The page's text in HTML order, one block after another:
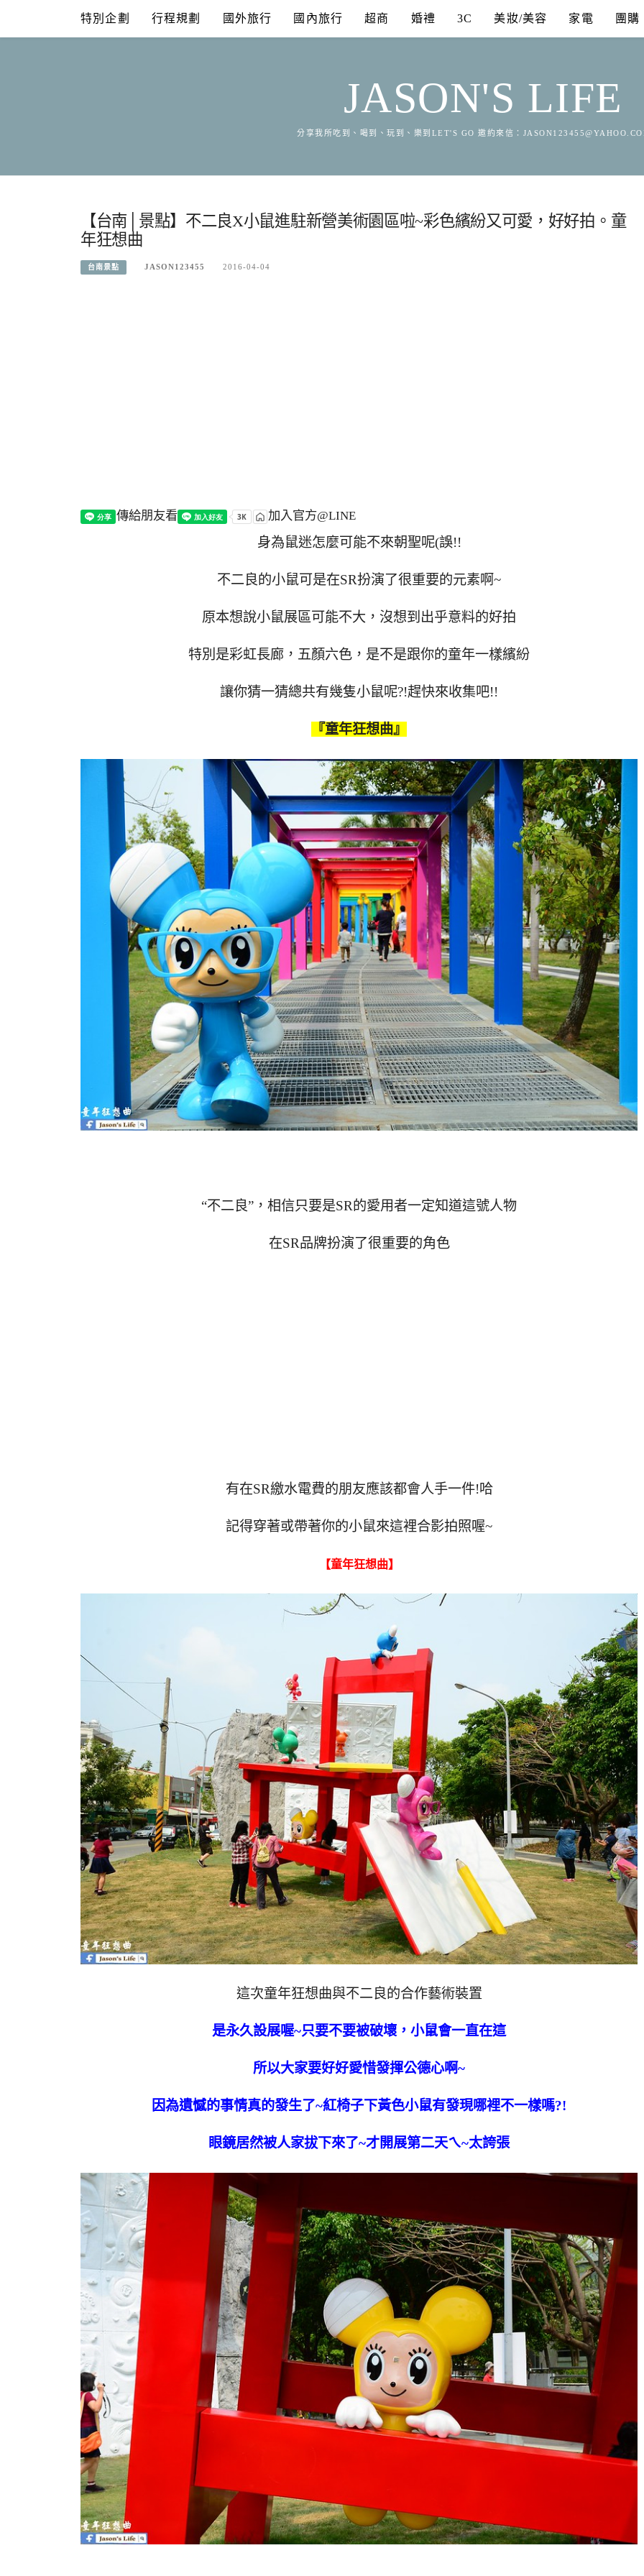
content
特別企劃 行程規劃 國外旅行 國內旅行 超商 婚禮 3C 美妝/美容 家電 團購
JASON'S LIFE
分享我所吃到、喝到、玩到、樂到LET'S GO 邀約來信：
【台南│景點】不二良X小鼠進駐新營美術園區啦~彩色繽紛又可愛，好好拍。童
年狂想曲
台南景點 JASON123455 2016-04-04
傳給朋友看 加入官方@LINE
身為鼠迷怎麼可能不來朝聖呢(誤!!
不二良的小鼠可是在SR扮演了很重要的元素啊~
原本想說小鼠展區可能不大，沒想到出乎意料的好拍
特別是彩虹長廊，五顏六色，是不是跟你的童年一樣繽紛
讓你猜一猜總共有幾隻小鼠呢?!趕快來收集吧!!
『童年狂想曲』
“不二良”，相信只要是SR的愛用者一定知道這號人物
在SR品牌扮演了很重要的角色
有在SR繳水電費的朋友應該都會人手一件!哈
記得穿著或帶著你的小鼠來這裡合影拍照喔~
【童年狂想曲】
這次童年狂想曲與不二良的合作藝術裝置
是永久設展喔~只要不要被破壞，小鼠會一直在這
所以大家要好好愛惜發揮公德心啊~
因為遺憾的事情真的發生了~紅椅子下黃色小鼠有發現哪裡不一樣嗎?!
眼鏡居然被人家拔下來了~才開展第二天ㄟ~太誇張